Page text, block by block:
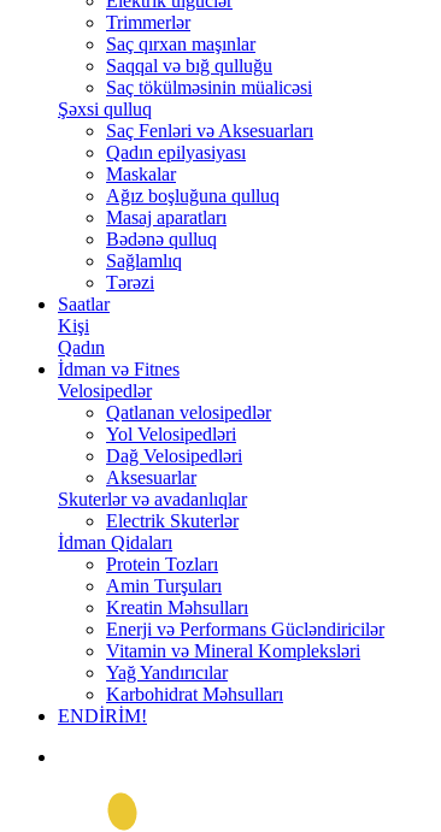
Trimmerlər
Saç qırxan maşınlar
Saqqal və bığ qulluğu
Saç tökülməsinin müalicəsi
Şəxsi qulluq
Saç Fenləri və Aksesuarları
Qadın epilyasiyası
Maskalar
Ağız boşluğuna qulluq
Masaj aparatları
Bədənə qulluq
Sağlamlıq
Tərəzi
Saatlar
Kişi
Qadın
İdman və Fitnes
Velosipedlər
Qatlanan velosipedlər
Yol Velosipedləri
Dağ Velosipedləri
Aksesuarlar
Skuterlər və avadanlıqlar
Electrik Skuterlər
İdman Qidaları
Protein Tozları
Amin Turşuları
Kreatin Məhsulları
Enerji və Performans Gücləndiricilər
Vitamin və Mineral Kompleksləri
Yağ Yandırıcılar
Karbohidrat Məhsulları
ENDİRİM!